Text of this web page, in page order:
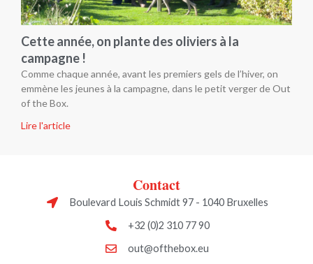
Cette année, on plante des oliviers à la
campagne !
Comme chaque année, avant les premiers gels de l’hiver, on
emmène les jeunes à la campagne, dans le petit verger de Out
of the Box.
Lire l'article
Contact
Boulevard Louis Schmidt 97 - 1040 Bruxelles
+32 (0)2 310 77 90
out@ofthebox.eu